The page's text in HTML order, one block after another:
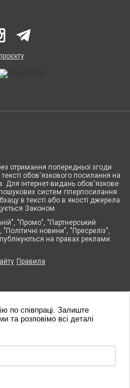
отримання попередньої згоди
обов'язкового посилання на
Для інтернет-видань обов'язкове
систем гіперпосилання
в тексті або в якості джерела.
Законом.
"Промо", "Партнерський
новини", "Пресреліз",
на правах реклами.
Правила
по співпраці. Залиште
та розповімо всі деталі